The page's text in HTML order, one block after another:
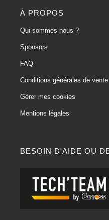
BESOIN D'AIDE OU
À PROPOS
Qui sommes nous ?
Sponsors
FAQ
Conditions générales de vente
Gérer mes cookies
Mentions légales